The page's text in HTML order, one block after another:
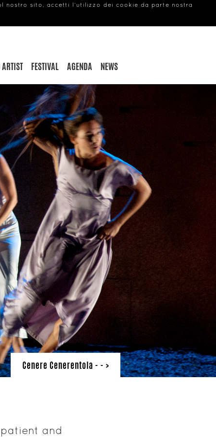
nostro sito, accetti l’utilizzo dei cookie da parte nostra
FESTIVAL AGENDA NEWS
Cenere Cenerentola - - >
and